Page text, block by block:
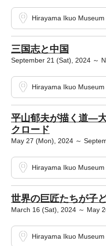
Hirayama Ikuo Museum
三国志と中国
September 21 (Sat), 2024 ～
Hirayama Ikuo Museum
平山郁夫が描く道―
クロード
May 27 (Mon), 2024 ～
Hirayama Ikuo Museum
世界の巨匠たちが子
March 16 (Sat), 2024 ～ May
Hirayama Ikuo Museum